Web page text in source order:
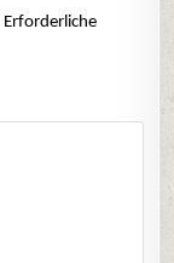
Erforderliche